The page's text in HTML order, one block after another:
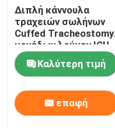
Διπλή κάννουλα
τραχειών σωλήνων
Cuffed Tracheostomy
μονάδων λούμεν ICU
Καλύτερη τιμή
επαφή